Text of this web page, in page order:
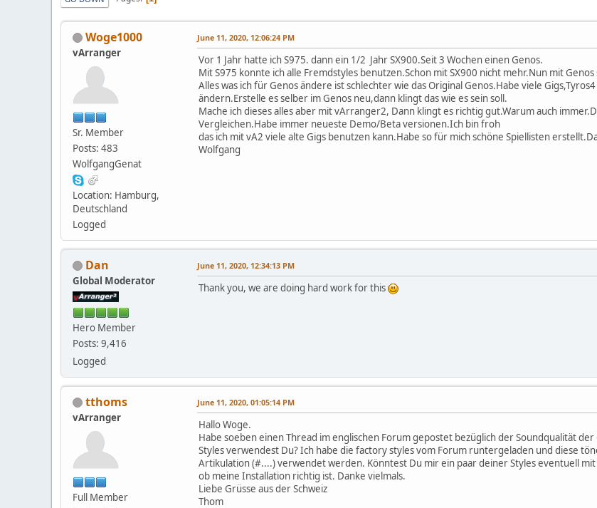
Woge1000
vArranger
Sr. Member
Posts: 483
WolfgangGenat
Location: Hamburg,
Deutschland
Logged
June 11, 2020, 12:06:24 PM
Vor 1 Jahr hatte ich S975. dann ein 1/2 Jahr SX900.Seit 3 Wochen einen Genos.
Mit S975 konnte ich alle Fremdstyles benutzen.Schon mit SX900 nicht mehr.Nun mit
Alles was ich für Genos ändere ist schlechter wie das Original Genos.Habe viele
ändern.Erstelle es selber im Genos neu,dann klingt das wie es sein soll.
Mache ich dieses alles aber mit vArranger2, Dann klingt es richtig gut.Warum auch
Vergleichen.Habe immer neueste Demo/Beta versionen.Ich bin froh
das ich mit vA2 viele alte Gigs benutzen kann.Habe so für mich schöne Spiellisten
Wolfgang
Dan
Global Moderator
Hero Member
Posts: 9,416
Logged
June 11, 2020, 12:34:13 PM
Thank you, we are doing hard work for this
tthoms
vArranger
Full Member
June 11, 2020, 01:05:14 PM
Hallo Woge.
Habe soeben einen Thread im englischen Forum gepostet bezüglich der Soundqualität
Styles verwendest Du? Ich habe die factory styles vom Forum runtergeladen und diese
Artikulation (#....) verwendet werden. Könntest Du mir ein paar deiner Styles eventuell
ob meine Installation richtig ist. Danke vielmals.
Liebe Grüsse aus der Schweiz
Thom